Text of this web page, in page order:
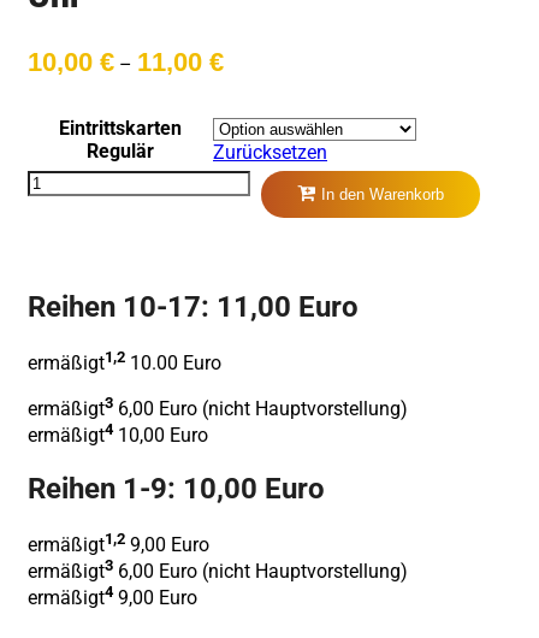
10,00 € – 11,00 €Preisspanne:
11,00 €
Eintrittskarten
Regulär
Zurücksetzen
In den Warenkorb
Reihen 10-17: 11,00 Euro
ermäßigt1,2 10.00 Euro
ermäßigt3 6,00 Euro (nicht Hauptvorstellung)
ermäßigt410,00 Euro
Reihen 1-9: 10,00 Euro
ermäßigt1,2 9,00 Euro
ermäßigt3 6,00 Euro (nicht Hauptvorstellung)
ermäßigt49,00 Euro